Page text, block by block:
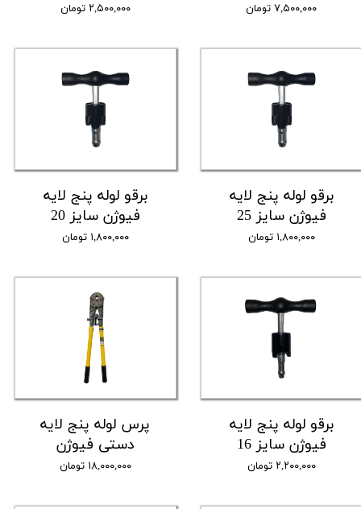
۷,۵۰۰,۰۰۰ تومان ۲,۵۰۰,۰۰۰ تومان
برقو لوله پنج لایه
فیوژن سایز 25
۱,۸۰۰,۰۰۰ تومان
برقو لوله پنج لایه
فیوژن سایز 20
۱,۸۰۰,۰۰۰ تومان
برقو لوله پنج لایه
فیوژن سایز 16
۲,۲۰۰,۰۰۰ تومان
پرس لوله پنج لایه
دستی فیوژن
۱۸,۰۰۰,۰۰۰ تومان